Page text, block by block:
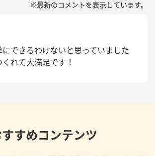
※最新のコメントを表示しています。
にできるわけないと思っていました
れて大満足です！
すすめコンテンツ